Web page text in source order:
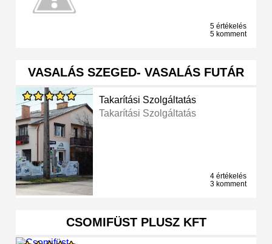
5 értékelés
5 komment
VASALÁS SZEGED- VASALÁS FUTÁR
Takarítási Szolgáltatás
Takarítási Szolgáltatás
4 értékelés
3 komment
CSOMIFÜST PLUSZ KFT